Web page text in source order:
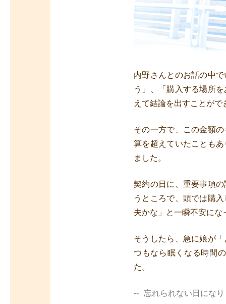
内野さんとのお話の中
う」、「購入する場所
えて結論を出すことがで
その一方で、この金額
算を超えていたことも
ました。
契約の日に、重要事項
うところで、頭では購
夫かな」と一瞬不安にな
そうしたら、急に娘が
つもなら眠くなる時間
た。
忘れられない日にな